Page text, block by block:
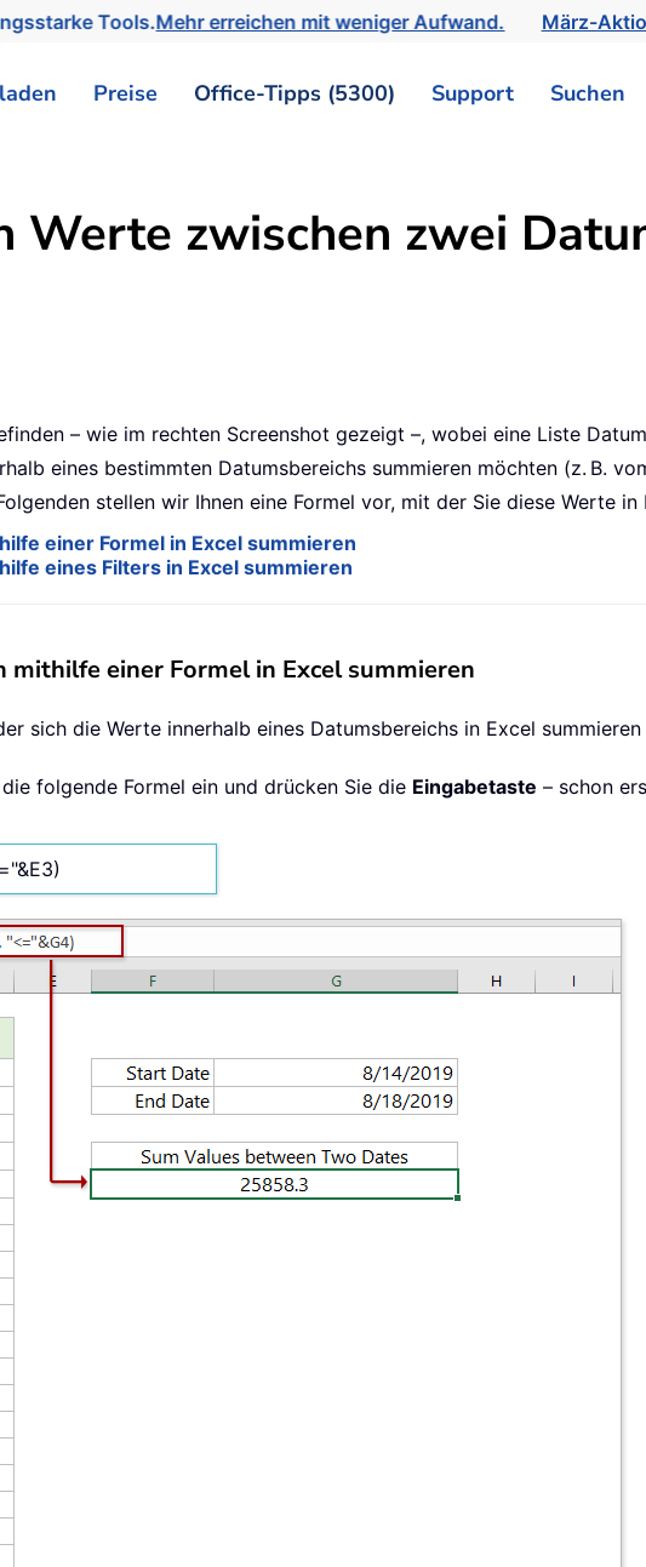
Tools.Mehr erreichen mit weniger Aufwand. März-
Preise Office-Tipps (5300) Support Suchen
Werte zwischen zwei
– wie im rechten Screenshot gezeigt –, wobei eine Liste
eines bestimmten Datumsbereichs summieren möchten (z. B.
stellen wir Ihnen eine Formel vor, mit der Sie diese Werte
einer Formel in Excel summieren
eines Filters in Excel summieren
einer Formel in Excel summieren
sich die Werte innerhalb eines Datumsbereichs in Excel summieren
folgende Formel ein und drücken Sie die Eingabetaste – schon